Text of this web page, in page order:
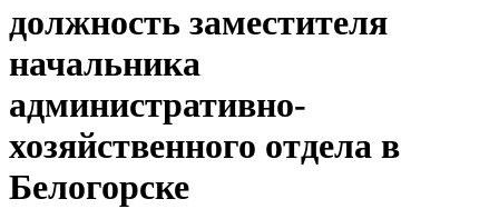
должность заместителя
начальника
административно-
хозяйственного отдела в
Белогорске